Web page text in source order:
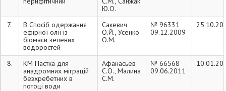
Ю.О.
7.
В Спосіб одержання
ефірної олії із
біомаси зелених
водоростей
Сакевич
О.Й., Усенко
О.М.
№ 96331
09.12.2009
8.
КМ Пастка для
анадромних міграцій
безхребетних в
потоці води
Афанасьев
С.О., Малина
С.М.
№ 66568
09.06.2011